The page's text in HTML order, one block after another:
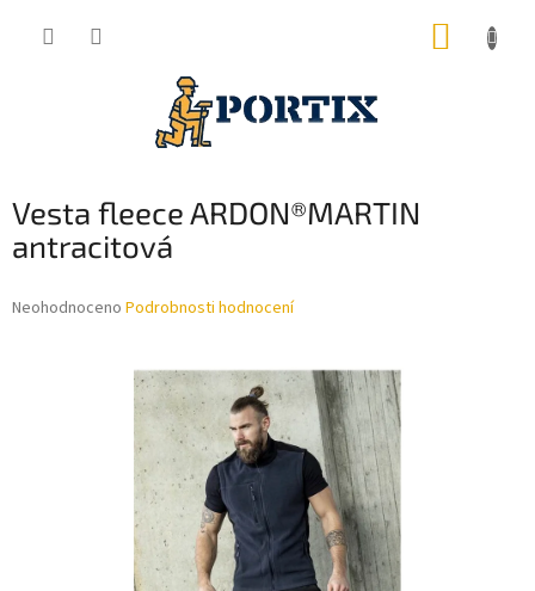
Vesta fleece ARDON®MARTIN
antracitová
Průměrné
Neohodnoceno Podrobnosti hodnocení